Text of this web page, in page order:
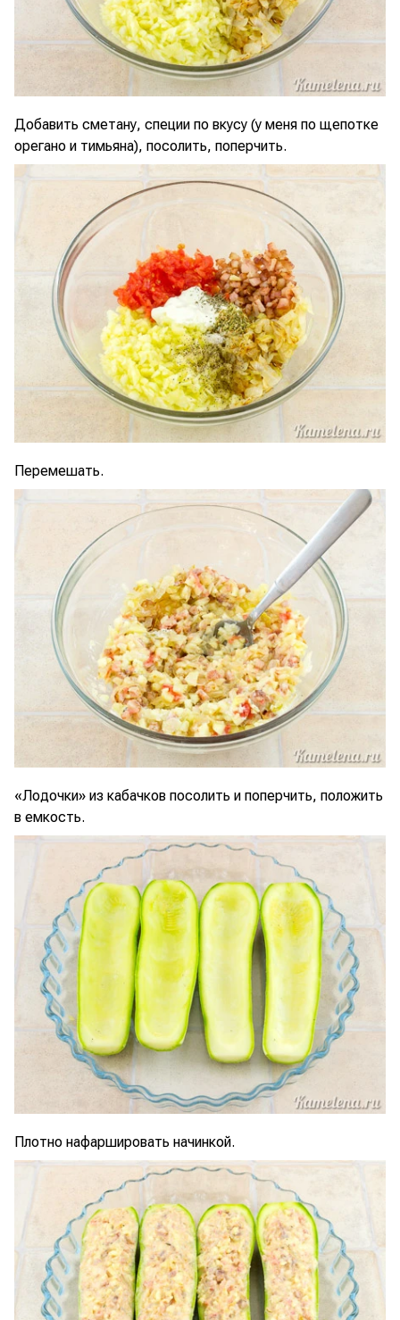
Добавить сметану, специи по вкусу (у меня по щепотке
орегано и тимьяна), посолить, поперчить.
Перемешать.
«Лодочки» из кабачков посолить и поперчить, положить
в емкость.
Плотно нафаршировать начинкой.